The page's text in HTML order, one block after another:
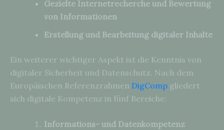
Gezielte Internetrecherche und Bewertung
von Informationen
Erstellung und Bearbeitung digitaler Inhalte
Ein weiterer wichtiger Aspekt ist die Kenntnis von
digitaler Sicherheit und Datenschutz. Nach dem
Europäischen Referenzrahmen DigComp gliedert
sich digitale Kompetenz in fünf Bereiche:
Informations- und Datenkompetenz